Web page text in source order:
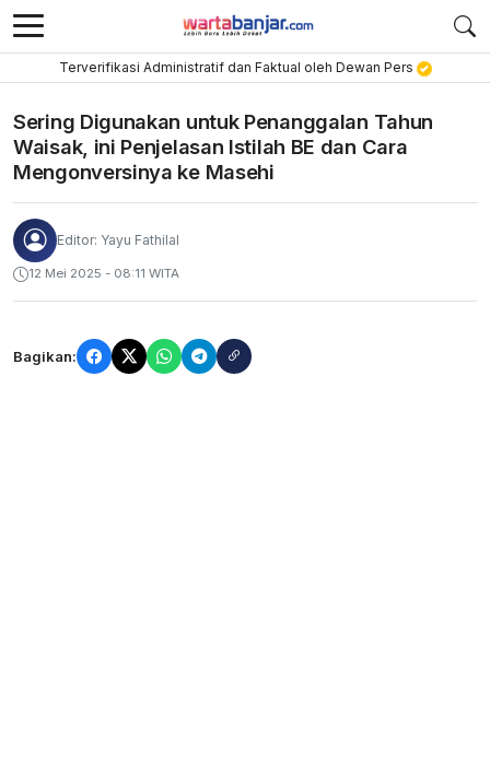
Terverifikasi Administratif dan Faktual oleh Dewan Pers
Sering Digunakan untuk Penanggalan Tahun
Waisak, ini Penjelasan Istilah BE dan Cara
Mengonversinya ke Masehi
Editor: Yayu Fathilal
12 Mei 2025 - 08:11 WITA
Bagikan: